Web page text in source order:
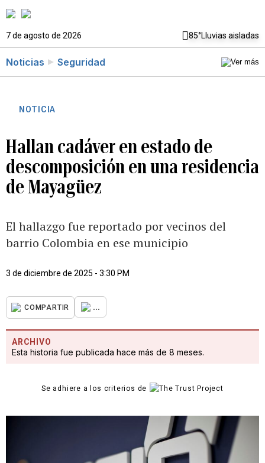
7 de agosto de 2026 85°Lluvias aisladas
Noticias Seguridad
NOTICIA
Hallan cadáver en estado de
descomposición en una residencia
de Mayagüez
El hallazgo fue reportado por vecinos del
barrio Colombia en ese municipio
3 de diciembre de 2025 - 3:30 PM
COMPARTIR ...
ARCHIVO
Esta historia fue publicada hace más de 8 meses.
Se adhiere a los criterios de